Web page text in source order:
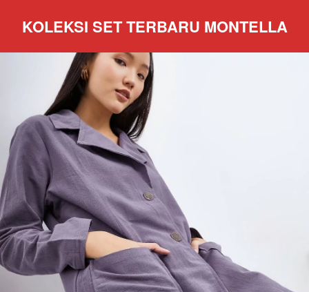
KOLEKSI SET TERBARU MONTELLA